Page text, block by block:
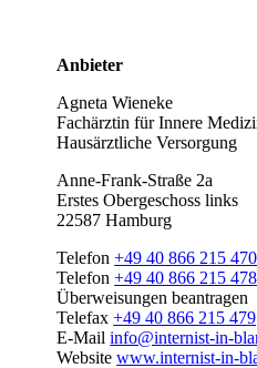
Anbieter
Agneta Wieneke
Fachärztin für Innere
Hausärztliche Versorgung
Anne-Frank-Straße 2a
Erstes Obergeschoss links
22587 Hamburg
Telefon+49 40 866 215 470
Telefon+49 40 866 215 478
Überweisungen beantragen
Telefax+49 40 866 215 479
E-Mailinfo@internist-in-
Websitewww.internist-in-